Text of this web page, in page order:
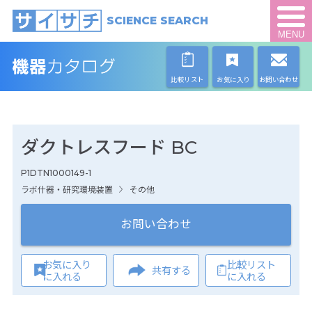
SCIENCE SEARCH
MENU
比較リスト お気に入り お問い合わせ
ダクトレスフード BC
P1DTN1000149-1
ラボ什器・研究環境装置
その他
お問い合わせ
お気に入り
に入れる
共有する
比較リスト
に入れる